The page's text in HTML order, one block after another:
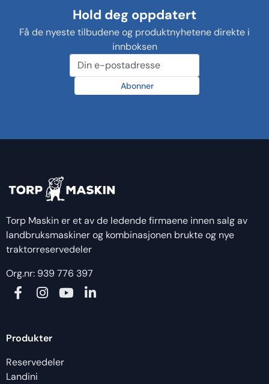
Hold deg oppdatert
Få de nyeste tilbudene og produktnyhetene direkte i
innboksen
Abonner
Torp Maskin er et av de ledende firmaene innen salg av
landbruksmaskiner og kombinasjonen brukte og nye
traktorreservedeler
Org.nr: 939 776 397
Produkter
Reservedeler
Landini